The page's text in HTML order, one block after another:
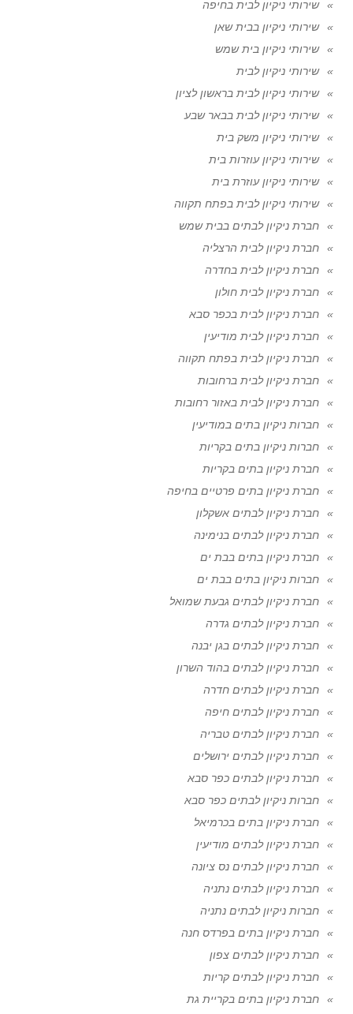
שירותי ניקיון לבית בחיפה
שירותי ניקיון בבית שאן
שירותי ניקיון בית שמש
שירותי ניקיון לבית
שירותי ניקיון לבית בראשון לציון
שירותי ניקיון לבית בבאר שבע
שירותי ניקיון משק בית
שירותי ניקיון עוזרות בית
שירותי ניקיון עוזרת בית
שירותי ניקיון לבית בפתח תקווה
חברת ניקיון לבתים בבית שמש
חברת ניקיון לבית הרצליה
חברת ניקיון לבית בחדרה
חברת ניקיון לבית חולון
חברת ניקיון לבית בכפר סבא
חברת ניקיון לבית מודיעין
חברת ניקיון לבית בפתח תקווה
חברת ניקיון לבית ברחובות
חברת ניקיון לבית באזור רחובות
חברות ניקיון בתים במודיעין
חברות ניקיון בתים בקריות
חברת ניקיון בתים בקריות
חברת ניקיון בתים פרטיים בחיפה
חברת ניקיון לבתים אשקלון
חברת ניקיון לבתים בנימינה
חברת ניקיון בתים בבת ים
חברות ניקיון בתים בבת ים
חברת ניקיון לבתים גבעת שמואל
חברת ניקיון לבתים גדרה
חברת ניקיון לבתים בגן יבנה
חברת ניקיון לבתים בהוד השרון
חברת ניקיון לבתים חדרה
חברת ניקיון לבתים חיפה
חברת ניקיון לבתים טבריה
חברת ניקיון לבתים ירושלים
חברת ניקיון לבתים כפר סבא
חברות ניקיון לבתים כפר סבא
חברת ניקיון בתים בכרמיאל
חברת ניקיון לבתים מודיעין
חברת ניקיון לבתים נס ציונה
חברת ניקיון לבתים נתניה
חברות ניקיון לבתים נתניה
חברת ניקיון בתים בפרדס חנה
חברת ניקיון לבתים צפון
חברת ניקיון לבתים קריות
חברת ניקיון בתים בקריית גת